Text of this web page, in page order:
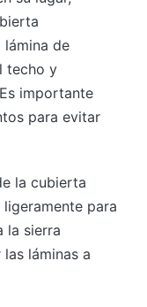
de
techo y
importante
para evitar
la cubierta
para
la sierra
láminas a